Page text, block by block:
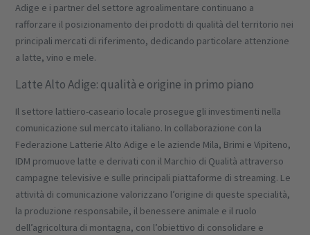
Adige e i partner del settore agroalimentare continuano a
rafforzare il posizionamento dei prodotti di qualità del territorio nei
principali mercati di riferimento, dedicando particolare attenzione
a latte, vino e mele.
Latte Alto Adige: qualità e origine in primo piano
Il settore lattiero-caseario locale prosegue gli investimenti nella
comunicazione sul mercato italiano. In collaborazione con la
Federazione Latterie Alto Adige e le aziende Mila, Brimi e Vipiteno,
IDM promuove latte e derivati con il Marchio di Qualità attraverso
campagne televisive e sulle principali piattaforme di streaming. Le
attività di comunicazione valorizzano l’origine di queste specialità,
la produzione responsabile, il benessere animale e il ruolo
dell’agricoltura di montagna, con l’obiettivo di consolidare e